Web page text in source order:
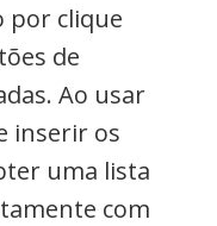
por clique
de
Ao usar
inserir os
uma lista
com